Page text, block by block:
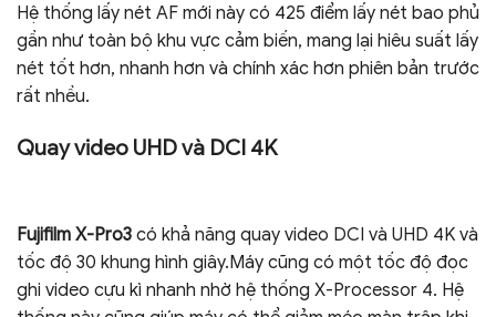
Hệ thống lấy nét AF mới này có 425 điểm lấy nét bao phủ
gần như toàn bộ khu vực cảm biến, mang lại hiêu suất lấy
nét tốt hơn, nhanh hơn và chính xác hơn phiên bản trước
rất nhều.
Quay video UHD và DCI 4K
Fujifilm X-Pro3 có khả năng quay video DCI và UHD 4K và
tốc độ 30 khung hình giây.Máy cũng có một tốc độ đọc
ghi video cựu kì nhanh nhờ hệ thống X-Processor 4. Hệ